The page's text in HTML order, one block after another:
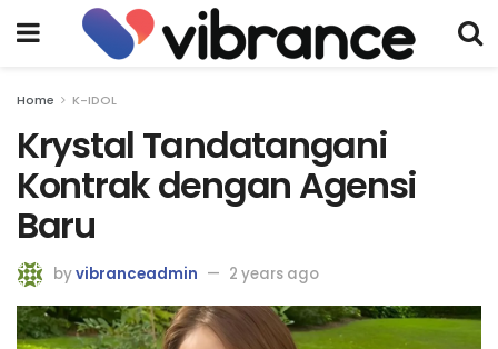
Home K-IDOL
Krystal Tandatangani
Kontrak dengan Agensi
Baru
byvibranceadmin 2 years ago